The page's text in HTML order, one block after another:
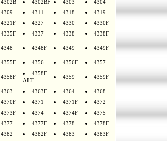
4302B 4302BF 4303
4304
4309 4311 4318
4319
4321F 4327 4330
4330F
4335F 4337 4338
4338F
4348 4348F 4349 4349F
4355F 4356 4356F 4357
4358F
4358F
ALT
4359 4359F
4363 4363F 4364
4368
4370F 4371 4371F
4372
4373F 4374 4374F
4375
4377 4377F 4378
4378F
4382 4382F 4383 4383F